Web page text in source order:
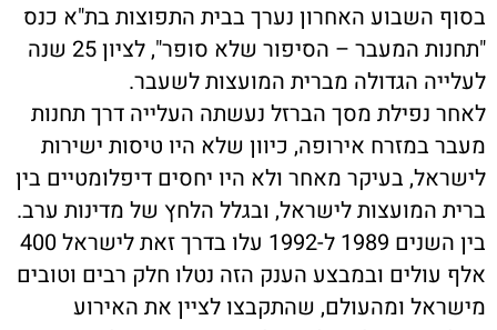
בסוף השבוע האחרון נערך בבית התפוצות בת"א כנס
"תחנות המעבר – הסיפור שלא סופר", לציון 25 שנה
לעלייה הגדולה מברית המועצות לשעבר.
לאחר נפילת מסך הברזל נעשתה העלייה דרך תחנות
מעבר במזרח אירופה, כיוון שלא היו טיסות ישירות
לישראל, בעיקר מאחר ולא היו יחסים דיפלומטיים בין
ברית המועצות לישראל, ובגלל הלחץ של מדינות ערב.
בין השנים 1989 ל-1992 עלו בדרך זאת לישראל 400
אלף עולים ובמבצע הענק הזה נטלו חלק רבים וטובים
מישראל ומהעולם, שהתקבצו לציין את האירוע